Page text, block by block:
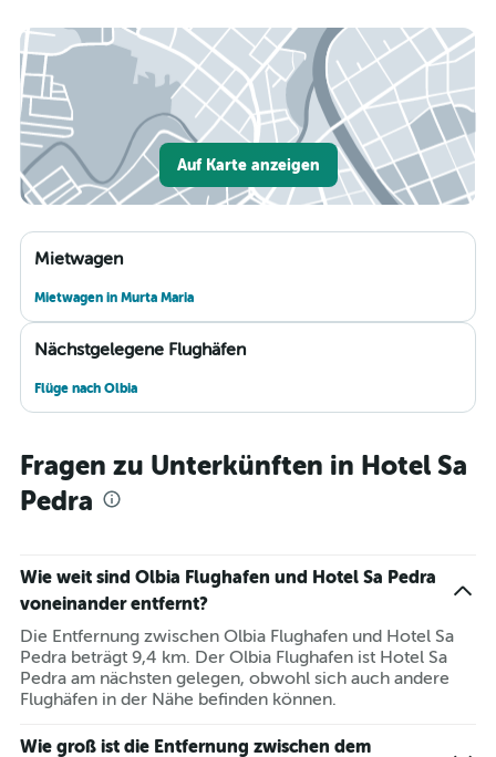
Auf Karte anzeigen
Mietwagen
Mietwagen in Murta Maria
Nächstgelegene Flughäfen
Flüge nach Olbia
Fragen zu Unterkünften in Hotel Sa
Pedra
Wie weit sind Olbia Flughafen und Hotel Sa Pedra
voneinander entfernt?
Die Entfernung zwischen Olbia Flughafen und Hotel Sa
Pedra beträgt 9,4 km. Der Olbia Flughafen ist Hotel Sa
Pedra am nächsten gelegen, obwohl sich auch andere
Flughäfen in der Nähe befinden können.
Wie groß ist die Entfernung zwischen dem